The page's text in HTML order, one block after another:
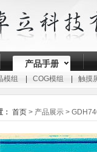
产品手册
模组 COG模组 触摸
首页 > 产品展示 >